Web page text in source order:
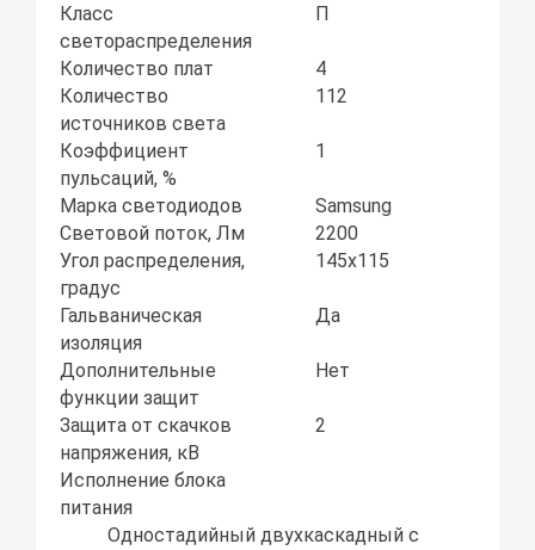
Класс
светораспределения
П
Количество плат
4
Количество
источников света
112
Коэффициент
пульсаций, %
1
Марка светодиодов
Samsung
Световой поток, Лм
2200
Угол распределения,
градус
145х115
Гальваническая
изоляция
Да
Дополнительные
функции защит
Нет
Защита от скачков
напряжения, кВ
2
Исполнение блока
питания
Одностадийный двухкаскадный с